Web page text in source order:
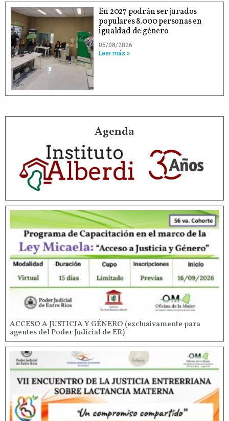
En 2027 podrán ser jurados
populares 8.000 personas en
igualdad de género
05/08/2026
Leer más »
Agenda
ACCESO A JUSTICIA Y GÉNERO (exclusivamente para
agentes del Poder Judicial de ER)